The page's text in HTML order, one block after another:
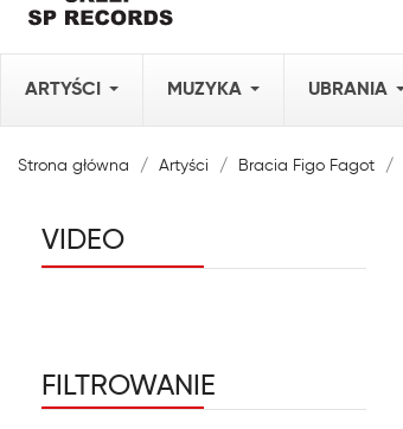
ARTYŚCI MUZYKA UBRANIA
Strona główna Artyści Bracia Figo Fagot
VIDEO
FILTROWANIE